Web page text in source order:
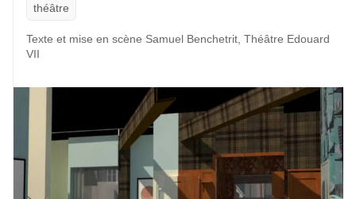
théâtre
Texte et mise en scène Samuel Benchetrit , Théâtre Edouard
VII